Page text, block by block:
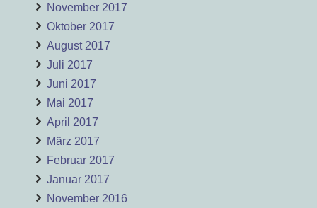
November 2017
Oktober 2017
August 2017
Juli 2017
Juni 2017
Mai 2017
April 2017
März 2017
Februar 2017
Januar 2017
November 2016